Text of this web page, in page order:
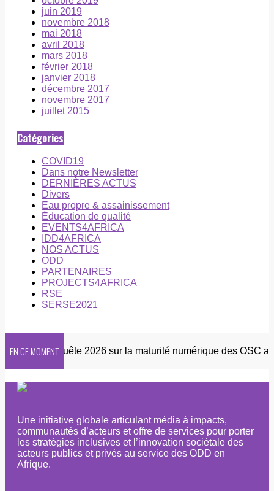
juin 2019
novembre 2018
mai 2018
avril 2018
mars 2018
février 2018
janvier 2018
décembre 2017
novembre 2017
juillet 2015
Catégories
COVID19
Dans notre Newsletter
DERNIÈRES ACTUS
Divers
Eau propre & assainissement
Éducation de qualité
EVENTS4AFRICA
IDD4AFRICA
NOS ACTUS
ODD
PARTENAIRES
PROJECTS4AFRICA
RSE
SERSE2021
EN CE MOMENT
Enquête 2026 sur la maturité numérique des OSC
Une initiative globale articulant média à impacts,
communautés d’acteurs et offre de services pour porter
les stratégies inclusives et l’innovation sociétale des
acteurs publics et privés au service des ODD en
Afrique.